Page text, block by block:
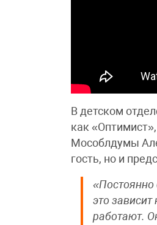
В детском
как
Мособлдумы
гость, но и
это зависит
работают.